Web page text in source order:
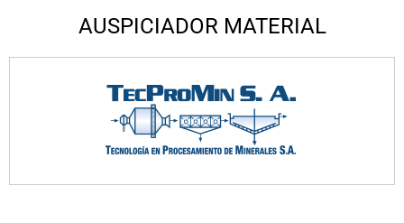
AUSPICIADOR MATERIAL